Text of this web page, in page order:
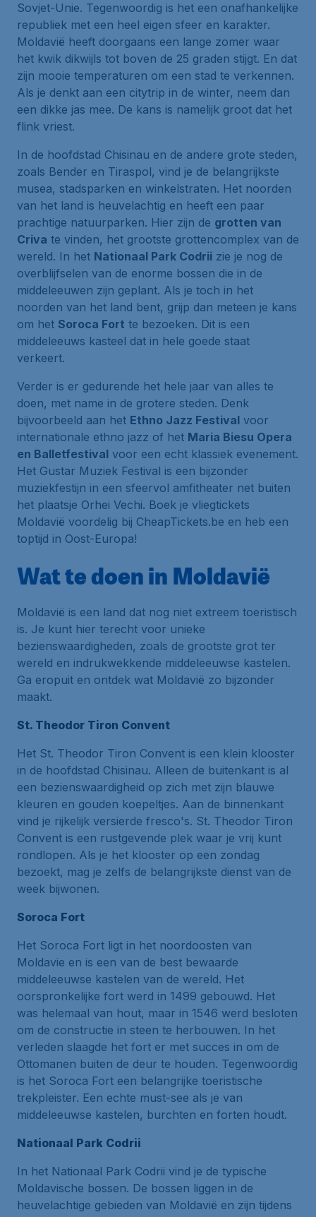
Sovjet-Unie. Tegenwoordig is het een onafhankelijke
republiek met een heel eigen sfeer en karakter.
Moldavië heeft doorgaans een lange zomer waar
het kwik dikwijls tot boven de 25 graden stijgt. En dat
zijn mooie temperaturen om een stad te verkennen.
Als je denkt aan een citytrip in de winter, neem dan
een dikke jas mee. De kans is namelijk groot dat het
flink vriest.
In de hoofdstad Chisinau en de andere grote steden,
zoals Bender en Tiraspol, vind je de belangrijkste
musea, stadsparken en winkelstraten. Het noorden
van het land is heuvelachtig en heeft een paar
prachtige natuurparken. Hier zijn de grotten van
Criva te vinden, het grootste grottencomplex van de
wereld. In het Nationaal Park Codrii zie je nog de
overblijfselen van de enorme bossen die in de
middeleeuwen zijn geplant. Als je toch in het
noorden van het land bent, grijp dan meteen je kans
om het Soroca Fort te bezoeken. Dit is een
middeleeuws kasteel dat in hele goede staat
verkeert.
Verder is er gedurende het hele jaar van alles te
doen, met name in de grotere steden. Denk
bijvoorbeeld aan het Ethno Jazz Festival voor
internationale ethno jazz of het Maria Biesu Opera
en Balletfestival voor een echt klassiek evenement.
Het Gustar Muziek Festival is een bijzonder
muziekfestijn in een sfeervol amfitheater net buiten
het plaatsje Orhei Vechi. Boek je vliegtickets
Moldavië voordelig bij CheapTickets.be en heb een
toptijd in Oost-Europa!
Wat te doen in Moldavië
Moldavië is een land dat nog niet extreem toeristisch
is. Je kunt hier terecht voor unieke
bezienswaardigheden, zoals de grootste grot ter
wereld en indrukwekkende middeleeuwse kastelen.
Ga eropuit en ontdek wat Moldavië zo bijzonder
maakt.
St. Theodor Tiron Convent
Het St. Theodor Tiron Convent is een klein klooster
in de hoofdstad Chisinau. Alleen de buitenkant is al
een bezienswaardigheid op zich met zijn blauwe
kleuren en gouden koepeltjes. Aan de binnenkant
vind je rijkelijk versierde fresco's. St. Theodor Tiron
Convent is een rustgevende plek waar je vrij kunt
rondlopen. Als je het klooster op een zondag
bezoekt, mag je zelfs de belangrijkste dienst van de
week bijwonen.
Soroca Fort
Het Soroca Fort ligt in het noordoosten van
Moldavie en is een van de best bewaarde
middeleeuwse kastelen van de wereld. Het
oorspronkelijke fort werd in 1499 gebouwd. Het
was helemaal van hout, maar in 1546 werd besloten
om de constructie in steen te herbouwen. In het
verleden slaagde het fort er met succes in om de
Ottomanen buiten de deur te houden. Tegenwoordig
is het Soroca Fort een belangrijke toeristische
trekpleister. Een echte must-see als je van
middeleeuwse kastelen, burchten en forten houdt.
Nationaal Park Codrii
In het Nationaal Park Codrii vind je de typische
Moldavische bossen. De bossen liggen in de
heuvelachtige gebieden van Moldavië en zijn tijdens